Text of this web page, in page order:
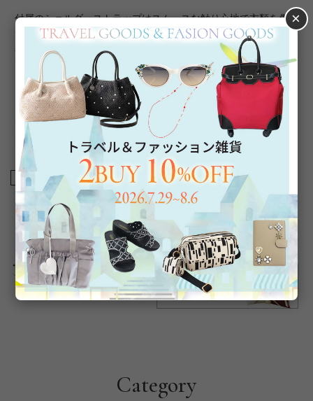
付属のショルダーストラップはスムースな触り心地で衣類を傷
つけにくく、幅広で肩も痛くなりにくいのも嬉しいポイント。
小ぶりながら小さめの財布ハンカチ類はしっかり収納できるの
で、これ一つでお出かけができ、ストラップを外せばポーチと
しても活躍します。
トラは金運、リーダーシップ、家族や子供を守るシンボルとし
て風水でも人気。ファッション性が高く、開運＆おしゃれを兼
ね備えたモチーフです。
商品番号 8220001-
返品について
Category
×